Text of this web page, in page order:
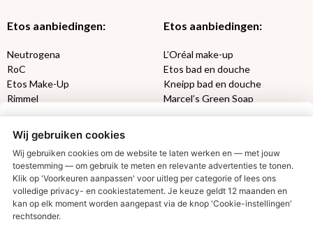
Etos aanbiedingen:
Neutrogena
RoC
Etos Make-Up
Rimmel
Etos aanbiedingen:
L’Oréal make-up
Etos bad en douche
Kneipp bad en douche
Marcel’s Green Soap
Etos aanbiedingen:
Aussie
Gillette
Gezichtsverzorging
Wella
DETOXEN
Always
Libresse
Gliss Kur
Wij gebruiken cookies
Wij gebruiken cookies om de website te laten werken en — met jouw
toestemming — om gebruik te meten en relevante advertenties te tonen.
Klik op 'Voorkeuren aanpassen' voor uitleg per categorie of lees ons
volledige privacy- en cookiestatement. Je keuze geldt 12 maanden en
kan op elk moment worden aangepast via de knop 'Cookie-instellingen'
rechtsonder.€2,50 korting?